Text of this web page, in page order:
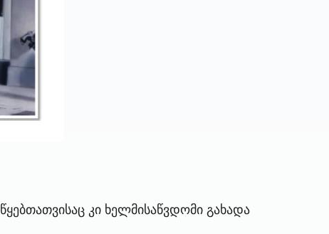
კი ხელმისაწვდომი გახადა